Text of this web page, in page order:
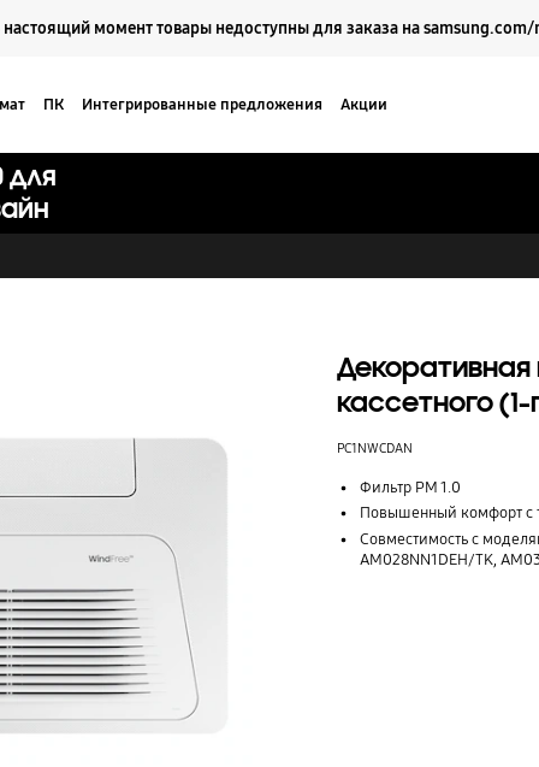
настоящий момент товары недоступны для заказа на samsung.com/
ПК Интегрированные предложения Акции
для
Декоративная
кассетного
PC1NWCDAN
Фильтр PM 1.0
Повышенный комфорт с
Совместимость с
AM028NN1DEH/TK,